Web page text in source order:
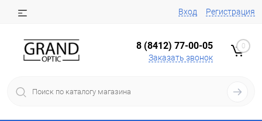
Вход Регистрация
8 (8412) 77-00-05
Заказать звонок
0